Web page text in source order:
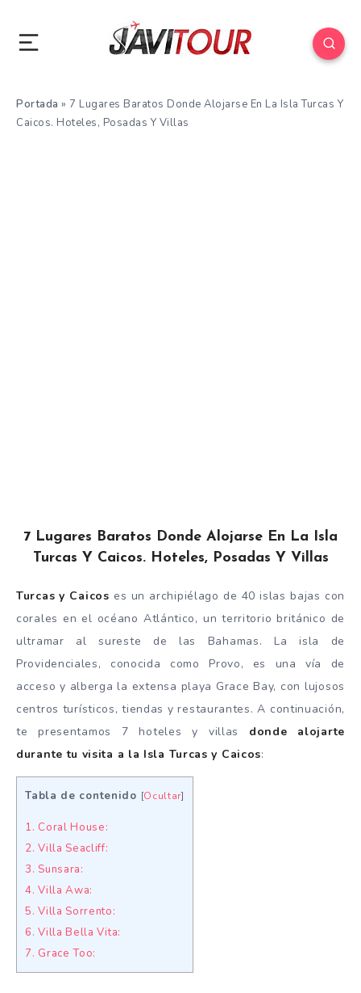
Portada » 7 Lugares Baratos Donde Alojarse En La Isla Turcas Y
Caicos. Hoteles, Posadas Y Villas
7 Lugares Baratos Donde Alojarse En La Isla
Turcas Y Caicos. Hoteles, Posadas Y Villas
Turcas y Caicos es un archipiélago de 40 islas bajas con
corales en el océano Atlántico, un territorio británico de
ultramar al sureste de las Bahamas. La isla de
Providenciales, conocida como Provo, es una vía de
acceso y alberga la extensa playa Grace Bay, con lujosos
centros turísticos, tiendas y restaurantes. A continuación,
te presentamos 7 hoteles y villas donde alojarte
durante tu visita a la Isla Turcas y Caicos:
Tabla de contenido [Ocultar]
1. Coral House:
2. Villa Seacliff:
3. Sunsara:
4. Villa Awa:
5. Villa Sorrento:
6. Villa Bella Vita:
7. Grace Too: